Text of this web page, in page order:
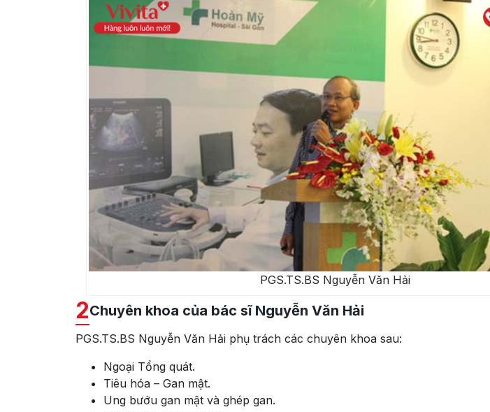
PGS.TS.BS Nguyễn Văn Hải
2Chuyên khoa của bác sĩ Nguyễn Văn Hải
PGS.TS.BS Nguyễn Văn Hải phụ trách các chuyên khoa sau:
Ngoại Tổng quát.
Tiêu hóa – Gan mật.
Ung bướu gan mật và ghép gan.